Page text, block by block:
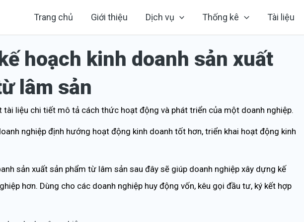
Trang chủ Giới thiệu Dịch vụ Thống kê Tài liệu
hoạch kinh doanh sản xuất
lâm sản
tài liệu chi tiết mô tả cách thức hoạt động và phát triển của một doanh nghiệp.
nghiệp định hướng hoạt động kinh doanh tốt hơn, triển khai hoạt động kinh
sản xuất sản phẩm từ lâm sản sau đây sẽ giúp doanh nghiệp xây dựng kế
hơn. Dùng cho các doanh nghiệp huy động vốn, kêu gọi đầu tư, ký kết hợp